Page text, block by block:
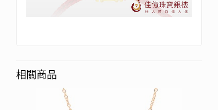
相關商品